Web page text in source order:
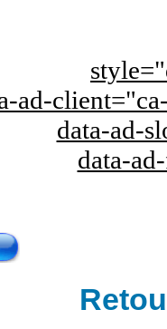
ad-
data-ad-
data-